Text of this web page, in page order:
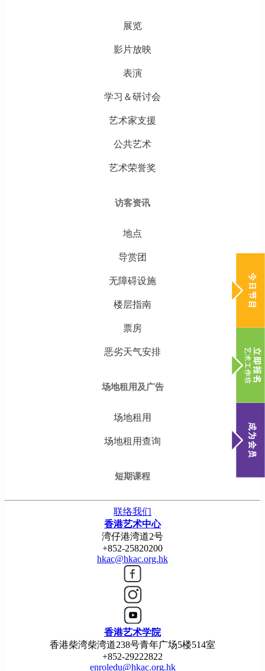
展览
影片放映
表演
学习＆研讨会
艺术家支援
公共艺术
艺术荣誉奖
访客资讯
地点
导赏团
无障碍设施
楼层指南
票房
恶劣天气安排
场地租用及广告
场地租用
场地租用查询
短期课程
联络我们
香港艺术中心
湾仔港湾道2号
+852-25820200
hkac@hkac.org.hk
香港艺术学院
香港柴湾柴湾道238号青年广场5楼514室
+852-29222822
enroledu@hkac.org.hk